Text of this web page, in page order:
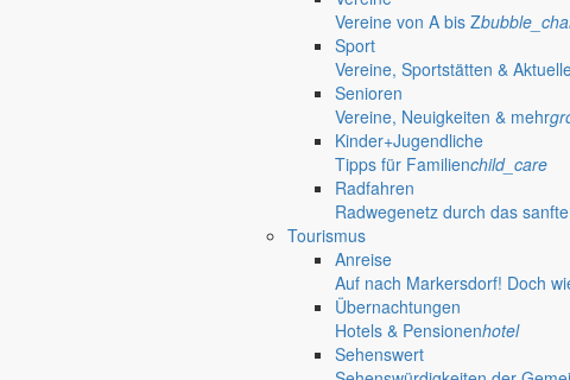
Vereine von A bis Z
Sport
Vereine, Sportstätten &
Senioren
Vereine, Neuigkeiten & mehr
Kinder+Jugendliche
Tipps für Familienchild_care
Radfahren
Radwegenetz durch das
Tourismus
Anreise
Auf nach Markersdorf! Doch
Übernachtungen
Hotels & Pensionenhotel
Sehenswert
08:30 – 11:30 Uhr und 14:00 – 18:00 Uhr
08:30 – 11:30 Uhr und 14:00 – 17:00 Uhr
Außerhalb der Öffnungszeiten können Termine vereinbart werden.
E-Mail: sekretariat@gemeinde-markersdorf.de
Aktuelles aus dem